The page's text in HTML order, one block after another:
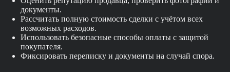
документы.
Рассчитать полную стоимость сделки с учётом всех
возможных расходов.
Использовать безопасные способы оплаты с защитой
покупателя.
Фиксировать переписку и документы на случай спора.